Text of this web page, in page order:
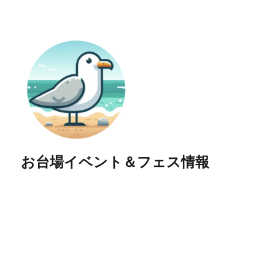
お台場イベント＆フェス情報